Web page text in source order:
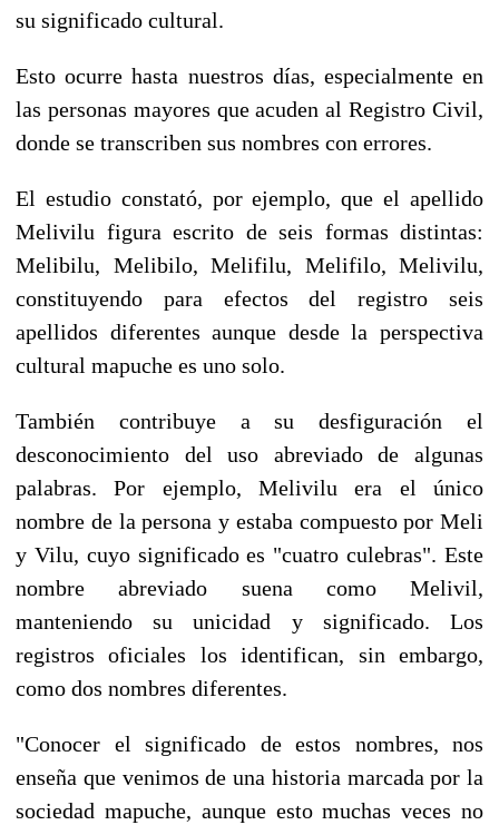
su significado cultural.
Esto ocurre hasta nuestros días, especialmente en
las personas mayores que acuden al Registro Civil,
donde se transcriben sus nombres con errores.
El estudio constató, por ejemplo, que el apellido
Melivilu figura escrito de seis formas distintas:
Melibilu, Melibilo, Melifilu, Melifilo, Melivilu,
constituyendo para efectos del registro seis
apellidos diferentes aunque desde la perspectiva
cultural mapuche es uno solo.
También contribuye a su desfiguración el
desconocimiento del uso abreviado de algunas
palabras. Por ejemplo, Melivilu era el único
nombre de la persona y estaba compuesto por Meli
y Vilu, cuyo significado es "cuatro culebras". Este
nombre abreviado suena como Melivil,
manteniendo su unicidad y significado. Los
registros oficiales los identifican, sin embargo,
como dos nombres diferentes.
"Conocer el significado de estos nombres, nos
enseña que venimos de una historia marcada por la
sociedad mapuche, aunque esto muchas veces no